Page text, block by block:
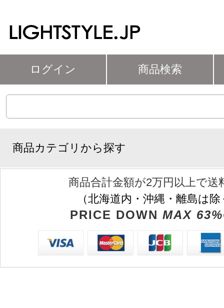
ログイン 商品検索
商品カテゴリから探す
商品合計金額が2万円以上で送
（北海道内・沖縄・離島は
PRICE DOWN MAX